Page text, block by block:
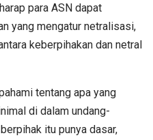
para ASN dapat
yang mengatur netralisasi,
keberpihakan dan netral
tentang apa yang
di dalam undang-
itu punya dasar,